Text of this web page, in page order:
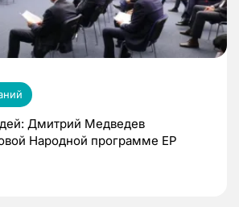
Дмитрий Медведев
Народной программе ЕР